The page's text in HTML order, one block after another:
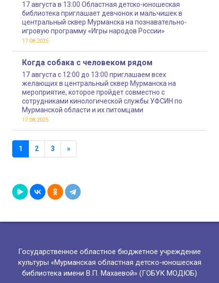
17 августа в 13:00 Областная детско-юношеская
библиотека приглашает девчонок и мальчишек в
центральный сквер Мурманска на познавательно-
игровую программу «Игры народов России»
17.08.2025
Когда собака с человеком рядом
17 августа с 12:00 до 13:00 приглашаем всех
желающих в центральный сквер Мурманска на
мероприятие, которое пройдет совместно с
сотрудниками кинологической службы УФСИН по
Мурманской области и их питомцами
17.08.2025
1 2 3 »
Государственное областное бюджетное учреждение
культуры «Мурманская областная детско-юношеская
библиотека имени В.П. Махаевой» (ГОБУК МОДЮБ)